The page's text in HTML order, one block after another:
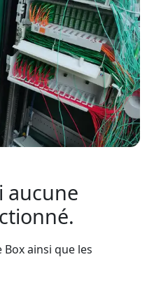
aucune
ainsi que les